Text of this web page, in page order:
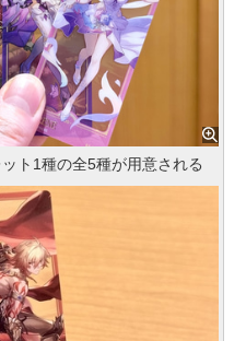
ト1種の全5種が用意される